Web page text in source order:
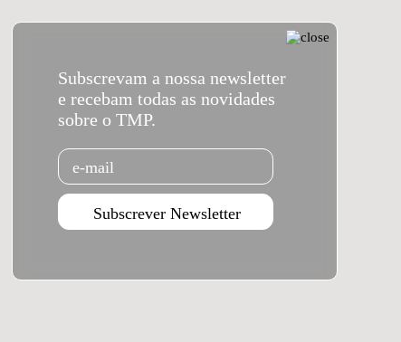
Subscrevam a nossa newsletter
e recebam todas as novidades
sobre o TMP.
Email
Subscrever Newsletter